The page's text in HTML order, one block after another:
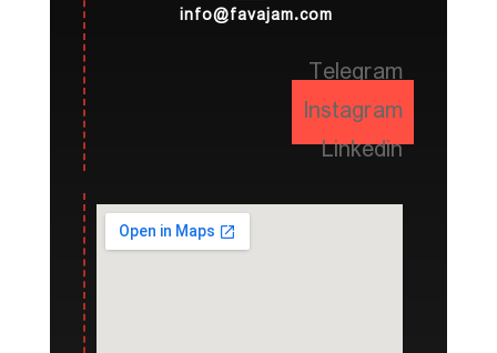
info@favajam.com
Telegram
Instagram
Linkedin